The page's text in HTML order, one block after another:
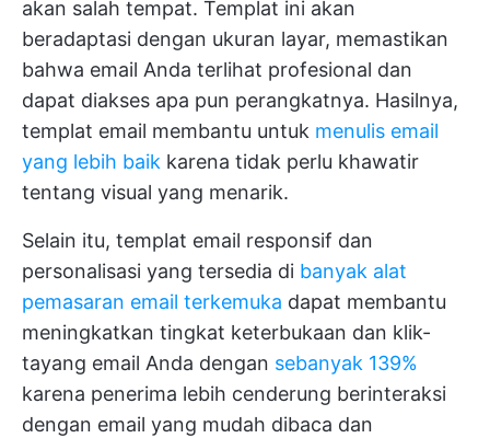
akan salah tempat. Templat ini akan
beradaptasi dengan ukuran layar, memastikan
bahwa email Anda terlihat profesional dan
dapat diakses apa pun perangkatnya. Hasilnya,
templat email membantu untuk menulis email
yang lebih baik karena tidak perlu khawatir
tentang visual yang menarik.
Selain itu, templat email responsif dan
personalisasi yang tersedia di banyak alat
pemasaran email terkemuka dapat membantu
meningkatkan tingkat keterbukaan dan klik-
tayang email Anda dengan sebanyak 139%
karena penerima lebih cenderung berinteraksi
dengan email yang mudah dibaca dan